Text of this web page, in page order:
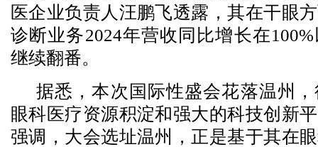
医企业负责人汪鹏飞透露，其在干眼
诊断业务2024年营收同比增长在
继续翻番。
据悉，本次国际性盛会花落温州
眼科医疗资源积淀和强大的科技创新
强调，大会选址温州，正是基于其在